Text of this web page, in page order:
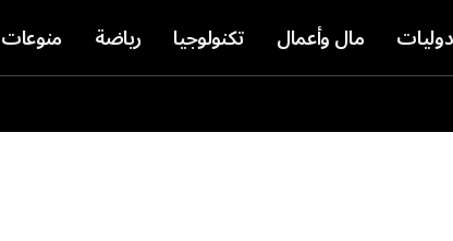
دوليات مال وأعمال تكنولوجيا رياضة منوعات